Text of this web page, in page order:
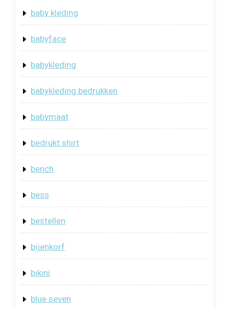
baby kleding
babyface
babykleding
babykleding bedrukken
babymaat
bedrukt shirt
bench
bess
bestellen
bijenkorf
bikini
blue seven